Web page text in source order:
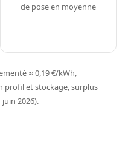
de pose en moyenne
≈ 0,19 €/kWh,
profil et stockage, surplus
2026).